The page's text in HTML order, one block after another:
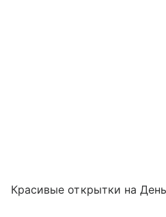
Красивые открытки на